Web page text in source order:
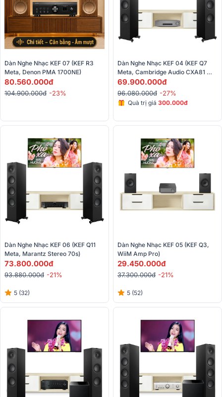
Dàn Nghe Nhạc KEF 07 (KEF R3
Meta, Denon PMA 1700NE)
80.560.000đ
104.900.000đ -23%
Dàn Nghe Nhạc KEF 04 (KEF Q7
Meta, Cambridge Audio CXA81
MKII)
69.900.000đ
96.080.000đ -27%
Quà trị giá 300.000đ
Dàn Nghe Nhạc KEF 06 (KEF Q11
Meta, Marantz Stereo 70s)
73.800.000đ
93.880.000đ -21%
5 (32)
Dàn Nghe Nhạc KEF 05 (KEF Q3,
WiiM Amp Pro)
29.450.000đ
37.300.000đ -21%
5 (52)